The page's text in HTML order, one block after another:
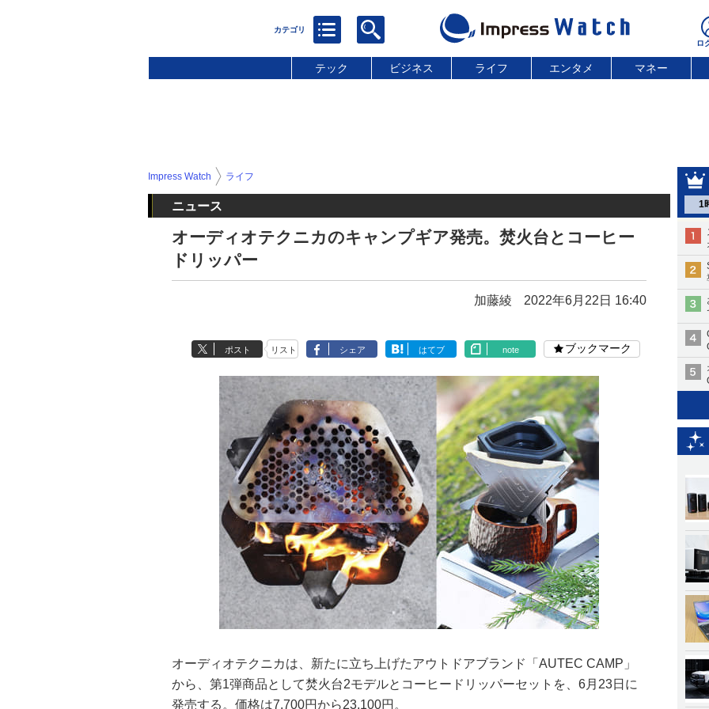
テック ビジネス ライフ エンタメ マネー
1
Impress Watch ライフ
ニュース
オーディオテクニカのキャンプギア発売。焚火台とコーヒー
ドリッパー
加藤綾 2022年6月22日 16:40
ポスト リスト シェア はてブ note ブックマーク
オーディオテクニカは、新たに立ち上げたアウトドアブランド「AUTEC CAMP」
から、第1弾商品として焚火台2モデルとコーヒードリッパーセットを、6月23日に
発売する。価格は7,700円から23,100円。